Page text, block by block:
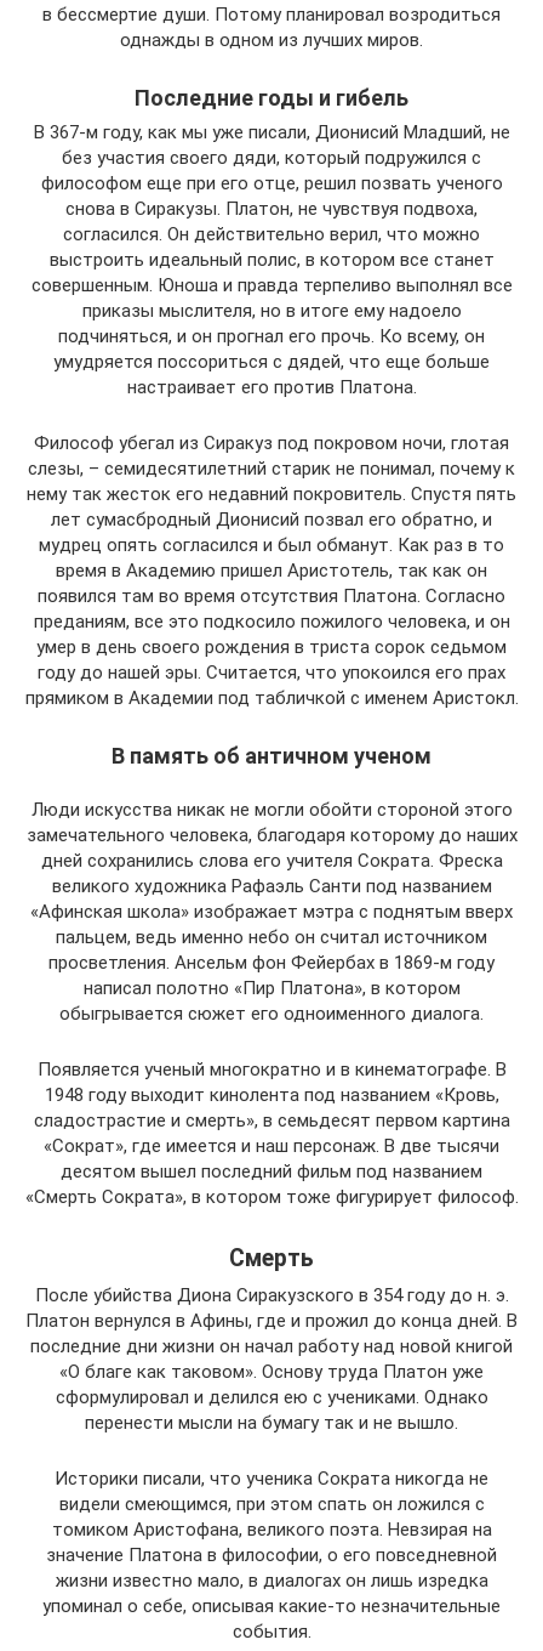
в бессмертие души. Потому планировал возродиться
однажды в одном из лучших миров.
Последние годы и гибель
В 367-м году, как мы уже писали, Дионисий Младший, не
без участия своего дяди, который подружился с
философом еще при его отце, решил позвать ученого
снова в Сиракузы. Платон, не чувствуя подвоха,
согласился. Он действительно верил, что можно
выстроить идеальный полис, в котором все станет
совершенным. Юноша и правда терпеливо выполнял все
приказы мыслителя, но в итоге ему надоело
подчиняться, и он прогнал его прочь. Ко всему, он
умудряется поссориться с дядей, что еще больше
настраивает его против Платона.
Философ убегал из Сиракуз под покровом ночи, глотая
слезы, – семидесятилетний старик не понимал, почему к
нему так жесток его недавний покровитель. Спустя пять
лет сумасбродный Дионисий позвал его обратно, и
мудрец опять согласился и был обманут. Как раз в то
время в Академию пришел Аристотель, так как он
появился там во время отсутствия Платона. Согласно
преданиям, все это подкосило пожилого человека, и он
умер в день своего рождения в триста сорок седьмом
году до нашей эры. Считается, что упокоился его прах
прямиком в Академии под табличкой с именем Аристокл.
В память об античном ученом
Люди искусства никак не могли обойти стороной этого
замечательного человека, благодаря которому до наших
дней сохранились слова его учителя Сократа. Фреска
великого художника Рафаэль Санти под названием
«Афинская школа» изображает мэтра с поднятым вверх
пальцем, ведь именно небо он считал источником
просветления. Ансельм фон Фейербах в 1869-м году
написал полотно «Пир Платона», в котором
обыгрывается сюжет его одноименного диалога.
Появляется ученый многократно и в кинематографе. В
1948 году выходит кинолента под названием «Кровь,
сладострастие и смерть», в семьдесят первом картина
«Сократ», где имеется и наш персонаж. В две тысячи
десятом вышел последний фильм под названием
«Смерть Сократа», в котором тоже фигурирует философ.
Смерть
После убийства Диона Сиракузского в 354 году до н. э.
Платон вернулся в Афины, где и прожил до конца дней. В
последние дни жизни он начал работу над новой книгой
«О благе как таковом». Основу труда Платон уже
сформулировал и делился ею с учениками. Однако
перенести мысли на бумагу так и не вышло.
Историки писали, что ученика Сократа никогда не
видели смеющимся, при этом спать он ложился с
томиком Аристофана, великого поэта. Невзирая на
значение Платона в философии, о его повседневной
жизни известно мало, в диалогах он лишь изредка
упоминал о себе, описывая какие-то незначительные
события.